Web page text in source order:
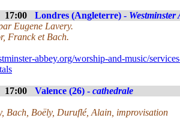
17:00 Londres (Angleterre) - Westminster
Eugene Lavery.
Franck et Bach.
abbey.org/worship-and-music/
17:00 Valence (26) - cathedrale
Bach, Boëly, Duruflé, Alain, improvisation